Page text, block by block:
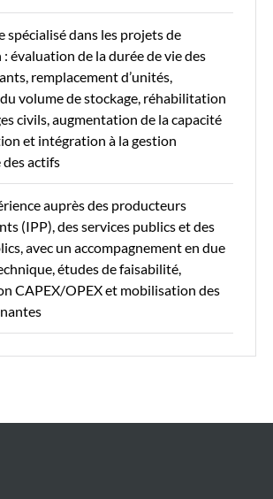
spécialisé dans les projets de
évaluation de la durée de vie des
remplacement d’unités,
volume de stockage, réhabilitation
civils, augmentation de la capacité
et intégration à la gestion
actifs
auprès des producteurs
(IPP), des services publics et des
avec un accompagnement en due
études de faisabilité,
CAPEX/OPEX et mobilisation des